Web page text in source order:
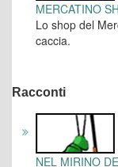
MERCATINO
Lo shop del
caccia.
Racconti
NEL MIRINO